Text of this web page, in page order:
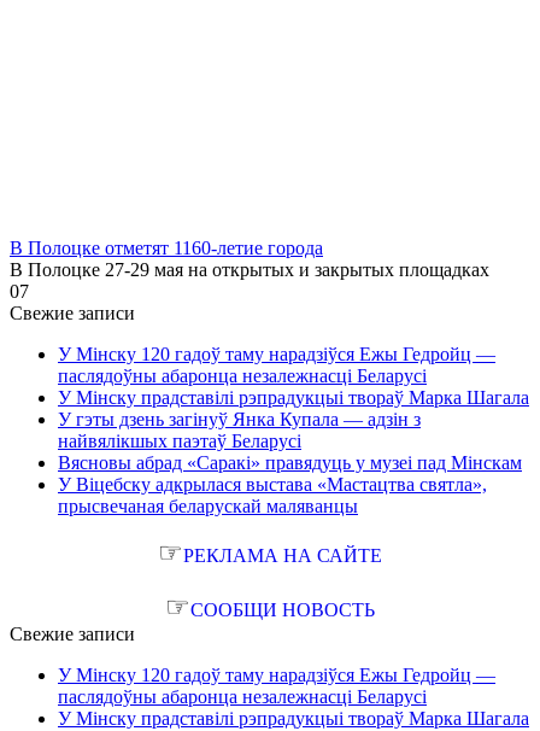
В Полоцке отметят 1160-летие города
В Полоцке 27-29 мая на открытых и закрытых площадках
07
Свежие записи
У Мінску 120 гадоў таму нарадзіўся Ежы Гедройц —
паслядоўны абаронца незалежнасці Беларусі
У Мінску прадставілі рэпрадукцыі твораў Марка Шагала
У гэты дзень загінуў Янка Купала — адзін з
найвялікшых паэтаў Беларусі
Вясновы абрад «Саракі» правядуць у музеі пад Мінскам
У Віцебску адкрылася выстава «Мастацтва святла»,
прысвечаная беларускай маляванцы
☞РЕКЛАМА НА САЙТЕ
☞СООБЩИ НОВОСТЬ
Свежие записи
У Мінску 120 гадоў таму нарадзіўся Ежы Гедройц —
паслядоўны абаронца незалежнасці Беларусі
У Мінску прадставілі рэпрадукцыі твораў Марка Шагала